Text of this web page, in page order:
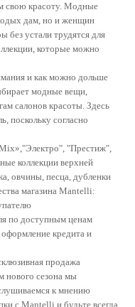
свою красоту. Модные
дам, но и женщин
без устали трудятся для
которые можно
и как можно дольше
модные вещи,
салонов красоты. Здесь
поскольку согласно
"Престиж",
коллекции верхней
овчины, песца, дубленки
магазина Mantelli:
по доступным ценам
кредита и
продажа
нового сезона мы
к мнению
с Mantelli и будьте всегда